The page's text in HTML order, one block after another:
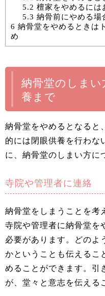
5.2 檀家をやめるには
5.3 納骨前にやめる場
6 納骨堂をやめるときは
め
納骨堂のしまい
養まで
納骨堂をやめるとなると
的には閉眼供養を行わな
に、納骨堂のしまい方に
寺院や管理者に連絡
納骨堂をしまうことを考
寺院や管理者に納骨堂を
必要があります。どのよ
かということも伝えるこ
めることができます。引
が、堂々と意志を伝える